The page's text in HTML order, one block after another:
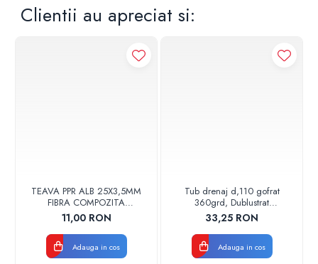
Clientii au apreciat si:
TEAVA PPR ALB 25X3,5MM
FIBRA COMPOZITA
10033025004
VALDUOTHERM VALROM
11,00 RON
Adauga in cos
Tub drenaj d,110 gofrat
360grd, Dublustrat
verde/negru 110152 Drainkit
33,25 RON
Adauga in cos